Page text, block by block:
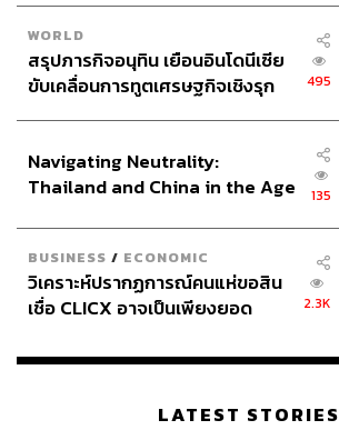
WORLD
สรุปภารกิจอนุทิน เยือนอินโดนีเซีย
ขับเคลื่อนการทูตเศรษฐกิจเชิงรุก
495
Navigating Neutrality:
Thailand and China in the Age
135
BUSINESS / ECONOMIC
วิเคราะห์ปรากฏการณ์คนแห่ขอสิน
เชื่อ CLICX อาจเป็นเพียงยอด
เรือนไทยที่ถูกซุกไว้
2.3K
LATEST STORIES